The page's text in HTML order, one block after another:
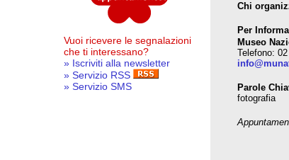
Vuoi ricevere le segnalazioni
che ti interessano?
» Iscriviti alla newsletter
» Servizio RSS
» Servizio SMS
Chi
Per
Museo
Telefono:
Parole
fotografia